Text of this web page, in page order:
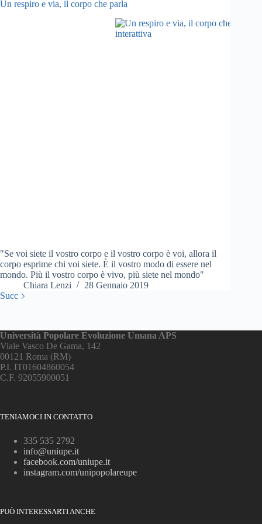
Un respiro e via, il corpo che parla
"Se voi siete il vostro corpo e il vostro corpo è voi, allora il
corpo esprime chi voi siete. È il vostro modo di essere nel
mondo. Più il vostro corpo è vivo, più siete nel mondo"
Chiara Lenzi
28 Gennaio 2019
Succ
Università Popolare Evoluzione Umana APS
Viale Vasco De Gama, 142
00121 Roma (RM)
P.I. IT01604860054
C.F. 92055900051
TENIAMOCI IN CONTATTO
335 535 2792
info@uniupe.it
facebook.com/uniupe.it
instagram.com/unipopolareupe
PUÒ INTERESSARTI ANCHE